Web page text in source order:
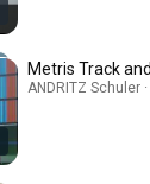
Metris Track